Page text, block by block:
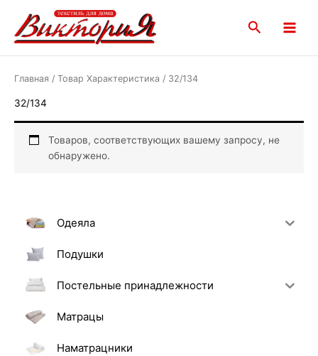
содержимому
Поиск
Menu
Одеяла
Подушки
Постельные принадлежности
Матрацы
Наматрацники
Главная / Товар Характеристика / 32/134
32/134
Товаров, соответствующих вашему запросу, не
обнаружено.